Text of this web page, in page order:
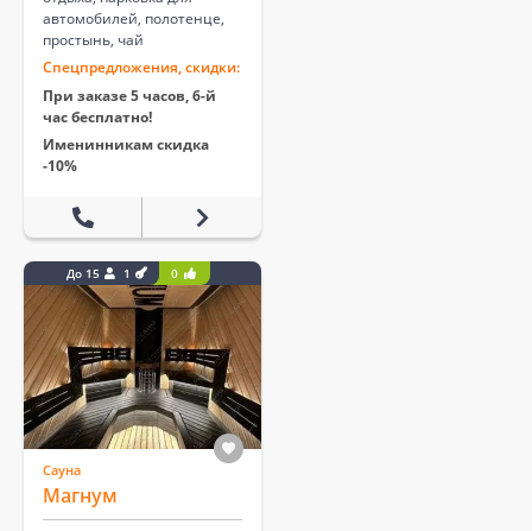
автомобилей, полотенце,
простынь, чай
Спецпредложения, скидки:
При заказе 5 часов, 6-й
час бесплатно!
Именинникам скидка
-10%
До 15 1 0
Сауна
Магнум